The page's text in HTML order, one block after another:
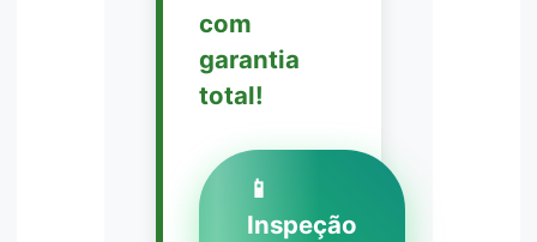
com
garantia
total!
📱
Inspeção